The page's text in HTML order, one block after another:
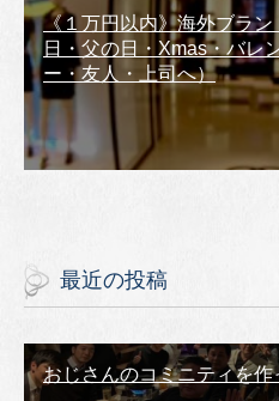
《１万円以内》海外ブラ
日・父の日・Xmas・バレ
ー・友人・上司へ）
最近の投稿
おじさんのコミニティを作